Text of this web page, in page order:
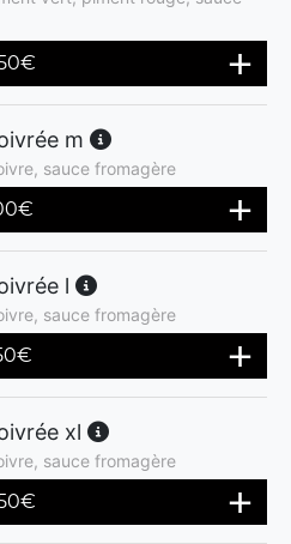
€
m
sauce fromagère
€
l
sauce fromagère
€
xl
sauce fromagère
€